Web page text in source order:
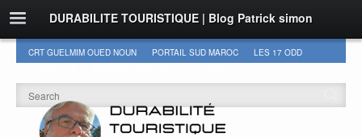
DURABILITE TOURISTIQUE | Blog Patrick simon
CRT GUELMIM OUED NOUN PORTAIL SUD MAROC
LES 17 ODD